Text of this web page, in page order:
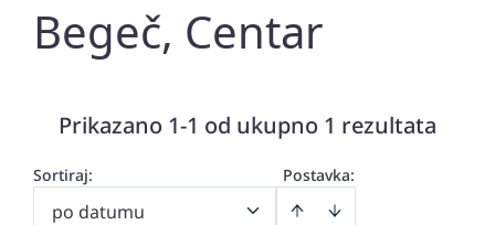
Begeč, Centar
Prikazano 1-1 od ukupno 1 rezultata
Postavka:
Sortiraj:
po datumu